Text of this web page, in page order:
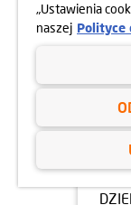
„Ustawienia
naszej Polityce